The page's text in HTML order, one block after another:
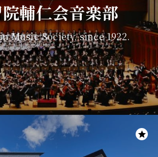
輔仁会音楽部
Music Society, since 1922.